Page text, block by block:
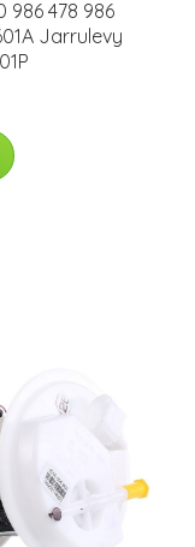
986 478 986
Jarrulevy